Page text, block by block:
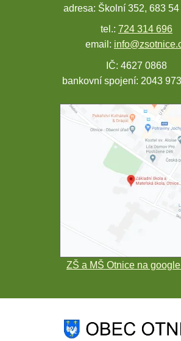
adresa: Školní 352, 683
tel.: 724 314 696
email:
IČ: 4627 0868
bankovní spojení: 2043
ZŠ a MŠ Otnice na